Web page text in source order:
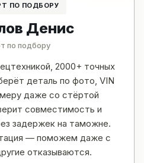
ПО ПОДБОРУ
Денис
по подбору
2000+ точных
деталь по фото, VIN
даже со стёртой
совместимость и
задержек на таможне.
— поможем даже с
отказываются.